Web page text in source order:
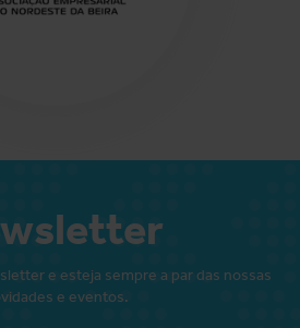
e esteja sempre a par das nossas
e eventos.